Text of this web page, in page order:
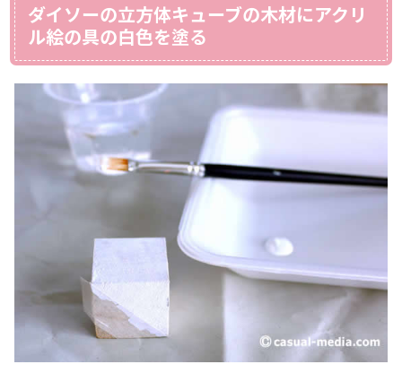
ダイソーの立方体キューブの木材にアクリ
ル絵の具の白色を塗る